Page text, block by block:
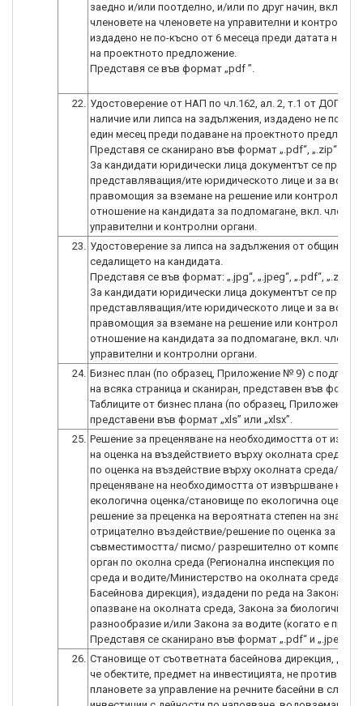
заедно и/или поотделно, и/или по друг начин,
членовете на членовете на управителни и контролни
издадено не по-късно от 6 месеца преди датата на
на проектното предложение.
Представя се във формат „pdf ”.
22. Удостоверение от НАП по чл.162, ал. 2, т.1 от ДОПК за
наличие или липса на задължения, издадено не по-
един месец преди подаване на проектното
Представя се сканирано във формат „.pdf“, „.zip“ или
За кандидати юридически лица документът се
представляващия/ите юридическото лице и за
правомощия за вземане на решение или контрол по
отношение на кандидата за подпомагане, вкл.
23. Удостоверение за липса на задължения от общината
седалището на кандидата.
Представя се във формат: „.jpg“, „.jpeg“, „.pdf“, „.zip“
За кандидати юридически лица документът се
представляващия/ите юридическото лице и за
правомощия за вземане на решение или контрол по
отношение на кандидата за подпомагане, вкл.
24. Бизнес план (по образец, Приложение № 9) с подпис/
на всяка страница и сканиран, представен във
Таблиците от бизнес плана (по образец, Приложение
представени във формат „xls” или „xlsx”.
25. Решение за преценяване на необходимостта от
на оценка на въздействието върху околната среда/
по оценка на въздействие върху околната среда/
преценяване на необходимостта от извършване на
екологична оценка/становище по екологична оценка/
решение за преценка на вероятната степен на
отрицателно въздействие/решение по оценка за
съвместимостта/ писмо/ разрешително от
орган по околна среда (Регионална инспекция по
среда и водите/Министерство на околната среда и
Басейнова дирекция), издадени по реда на Закона за
опазване на околната среда, Закона за биологичното
разнообразие и/или Закона за водите (когато е
26. Становище от съответната басейнова дирекция,
че обектите, предмет на инвестицията, не
плановете за управление на речните басейни в